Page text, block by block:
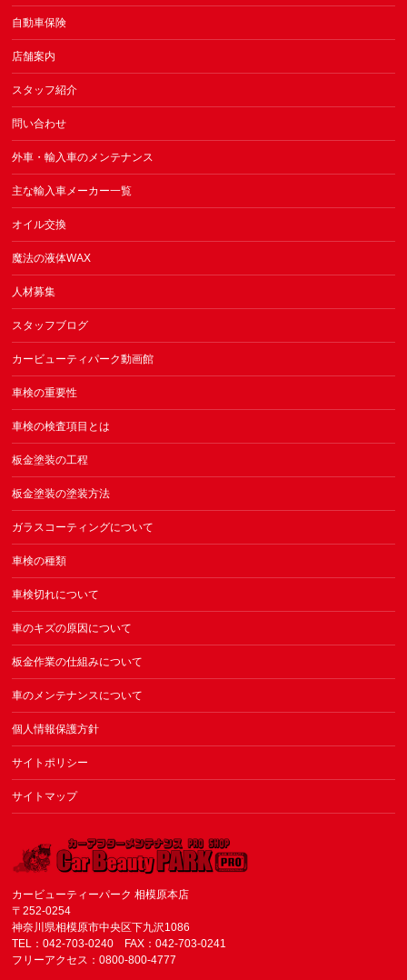
自動車保険
店舗案内
スタッフ紹介
問い合わせ
外車・輸入車のメンテナンス
主な輸入車メーカー一覧
オイル交換
魔法の液体WAX
人材募集
スタッフブログ
カービューティパーク動画館
車検の重要性
車検の検査項目とは
板金塗装の工程
板金塗装の塗装方法
ガラスコーティングについて
車検の種類
車検切れについて
車のキズの原因について
板金作業の仕組みについて
車のメンテナンスについて
個人情報保護方針
サイトポリシー
サイトマップ
カービューティーパーク 相模原本店
〒252-0254
神奈川県相模原市中央区下九沢1086
TEL：042-703-0240 FAX：042-703-0241
フリーアクセス：0800-800-4777